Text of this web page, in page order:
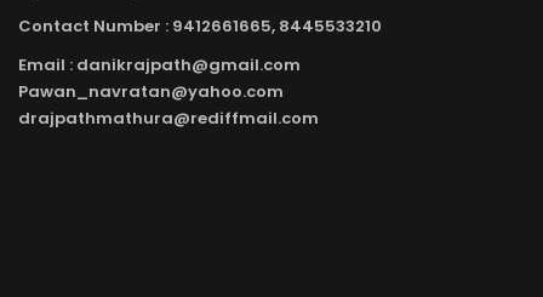
Contact Number : 9412661665, 8445533210
Email : danikrajpath@gmail.com
Pawan_navratan@yahoo.com
drajpathmathura@rediffmail.com